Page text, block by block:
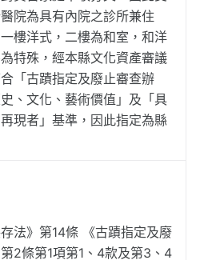
院為具有內院之診所兼住
樓洋式，二樓為和室，和洋
特殊，經本縣文化資產審議
「古蹟指定及廢止審查辦
、文化、藝術價值」及「具
現者」基準，因此指定為縣
存法》第14條 《古蹟指定及廢
2條第1項第1、4款及第3、4